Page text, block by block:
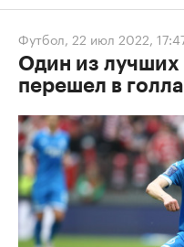
Футбол, 22 июл 2022,
Один из лучших
перешел в